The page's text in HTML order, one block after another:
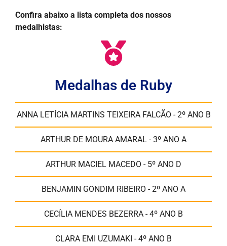
Confira abaixo a lista completa dos nossos
medalhistas:
Medalhas de Ruby
ANNA LETÍCIA MARTINS TEIXEIRA FALCÃO - 2º ANO B
ARTHUR DE MOURA AMARAL - 3º ANO A
ARTHUR MACIEL MACEDO - 5º ANO D
BENJAMIN GONDIM RIBEIRO - 2º ANO A
CECÍLIA MENDES BEZERRA - 4º ANO B
CLARA EMI UZUMAKI - 4º ANO B